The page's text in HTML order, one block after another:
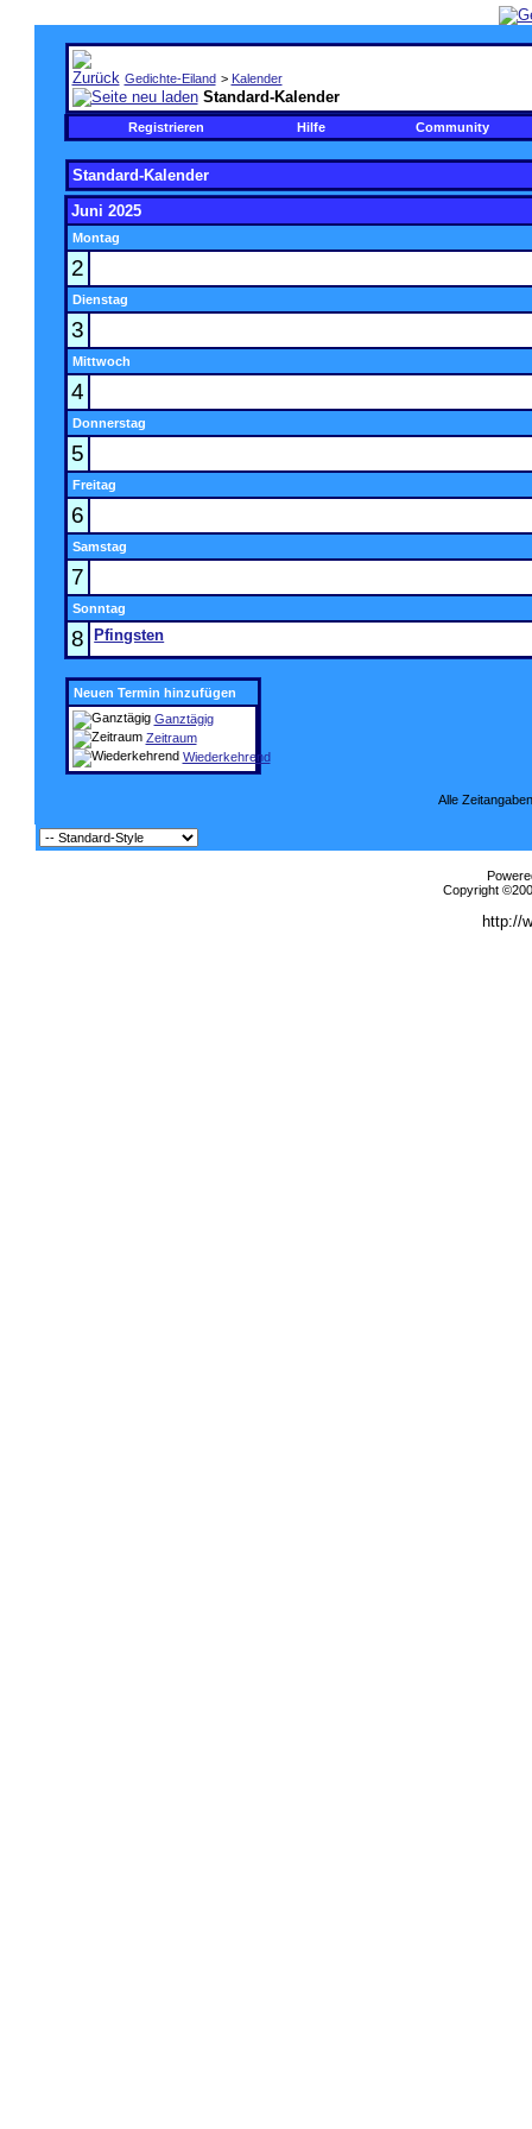
Gedichte-Eiland > Kalender
Standard-Kalender
Registrieren Hilfe Community
Standard-Kalender
Juni 2025
Montag
2
Dienstag
3
Mittwoch
4
Donnerstag
5
Freitag
6
Samstag
7
Sonntag
8 Pfingsten
Neuen Termin hinzufügen
Ganztägig
Zeitraum
Wiederkehrend
Alle
Copyright
http://